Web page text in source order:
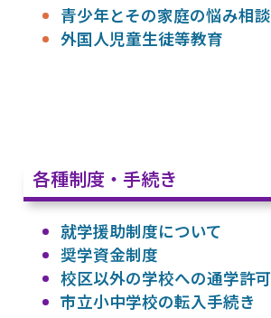
青少年とその家庭の悩み相談
外国人児童生徒等教育
各種制度・手続き
就学援助制度について
奨学資金制度
校区以外の学校への通学許可
市立小中学校の転入手続き